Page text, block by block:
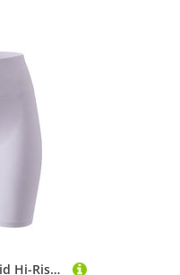
2XU Fitnessshorts Fluid Hi-Rise 5 Inch Shorts